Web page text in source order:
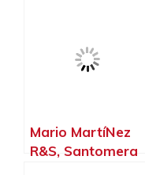
Mario MartíNez
R&S, Santomera